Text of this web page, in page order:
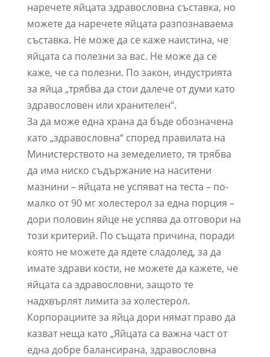
наречете яйцата здравословна съставка, но
можете да наречете яйцата разпознаваема
съставка. Не може да се каже наистина, че
яйцата са полезни за вас. Не може да се
каже, че са полезни. По закон, индустрията
за яйца „трябва да стои далече от думи като
здравословен или хранителен“.
За да може една храна да бъде обозначена
като „здравословна“ според правилата на
Министерството на земеделието, тя трябва
да има ниско съдържание на наситени
мазнини – яйцата не успяват на теста – по-
малко от 90 мг холестерол за една порция –
дори половин яйце не успява да отговори на
този критерий. По същата причина, поради
която не можете да ядете сладолед, за да
имате здрави кости, не можете да кажете, че
яйцата са здравословни, защото те
надхвърлят лимита за холестерол.
Корпорациите за яйца дори нямат право да
казват неща като „Яйцата са важна част от
една добре балансирана, здравословна